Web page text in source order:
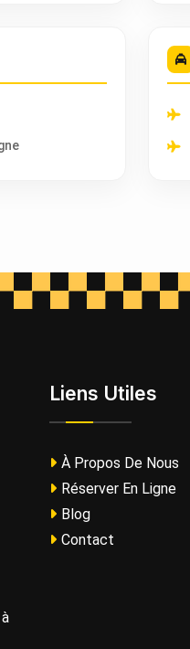
Liens Utiles
À Propos De Nous
Réserver En Ligne
Blog
Contact